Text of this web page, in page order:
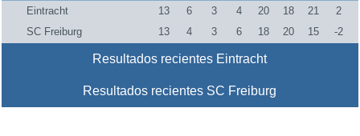
Eintracht
13 6 3 4 20 18 21
2
SC Freiburg
13 4 3 6 18 20 15 -2
Resultados recientes Eintracht
Resultados recientes SC Freiburg